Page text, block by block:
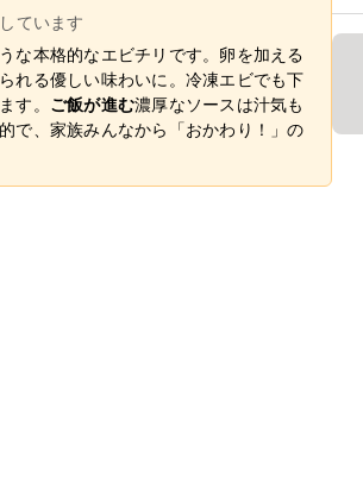
ています
な本格的なエビチリです。卵を加える
れる優しい味わいに。冷凍エビでも下
す。 ご飯が進む濃厚なソースは汁気も
で、家族みんなから「おかわり！」の